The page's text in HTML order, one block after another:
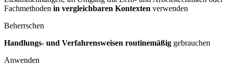
Fachmethoden in vergleichbaren Kontexten verwenden
Beherrschen
Handlungs- und Verfahrensweisen routinemäßig gebrauchen
Anwenden